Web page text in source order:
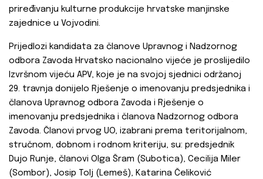
priređivanju kulturne produkcije hrvatske manjinske
zajednice u Vojvodini.
Prijedlozi kandidata za članove Upravnog i Nadzornog
odbora Zavoda Hrvatsko nacionalno vijeće je proslijedilo
Izvršnom vijeću APV, koje je na svojoj sjednici održanoj
29. travnja donijelo Rješenje o imenovanju predsjednika i
članova Upravnog odbora Zavoda i Rješenje o
imenovanju predsjednika i članova Nadzornog odbora
Zavoda. Članovi prvog UO, izabrani prema teritorijalnom,
stručnom, dobnom i rodnom kriteriju, su: predsjednik
Dujo Runje, članovi Olga Šram (Subotica), Cecilija Miler
(Sombor), Josip Tolj (Lemeš), Katarina Čeliković